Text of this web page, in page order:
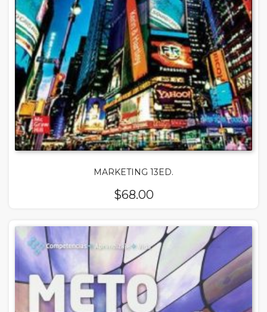
MARKETING 13ED.
$68.00